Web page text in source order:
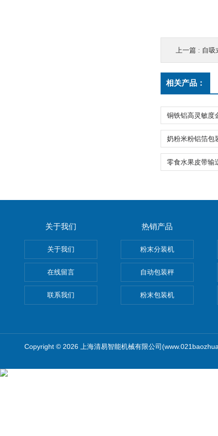
上一篇 : 自吸
相关产品：
关于我们
关于我们
在线留言
联系我们
热销产品
粉末分装机
自动包装秤
粉末包装机
Copyright © 2026 上海清易智能机械有限公司